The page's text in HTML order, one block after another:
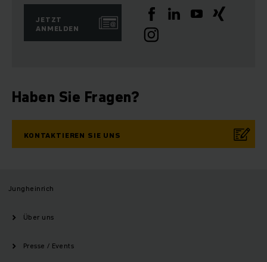
JETZT
ANMELDEN
Haben Sie Fragen?
KONTAKTIEREN SIE UNS
Jungheinrich
Über uns
Presse / Events